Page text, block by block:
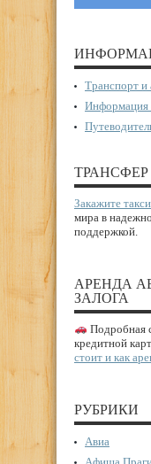
Транспорт и
Информация
Закажите
мира в
поддержкой.
АРЕНДА
ЗАЛОГА
Подробная
кредитной
стоит и как
РУБРИКИ
Авиа